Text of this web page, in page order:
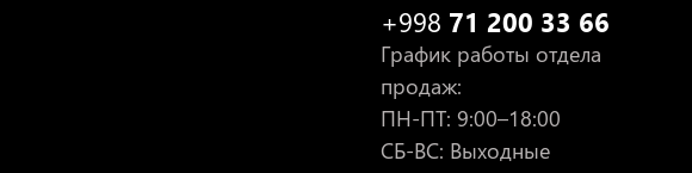
+998 71 200 33 66
График работы отдела
продаж:
ПН-ПТ: 9:00–18:00
СБ-ВС: Выходные